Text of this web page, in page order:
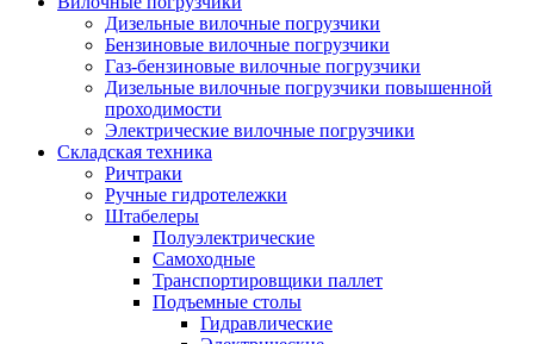
Дизельные вилочные погрузчики
Бензиновые вилочные погрузчики
Газ-бензиновые вилочные погрузчики
Дизельные вилочные погрузчики повышенной
проходимости
Электрические вилочные погрузчики
Складская техника
Ричтраки
Ручные гидротележки
Штабелеры
Полуэлектрические
Самоходные
Транспортировщики паллет
Подъемные столы
Гидравлические